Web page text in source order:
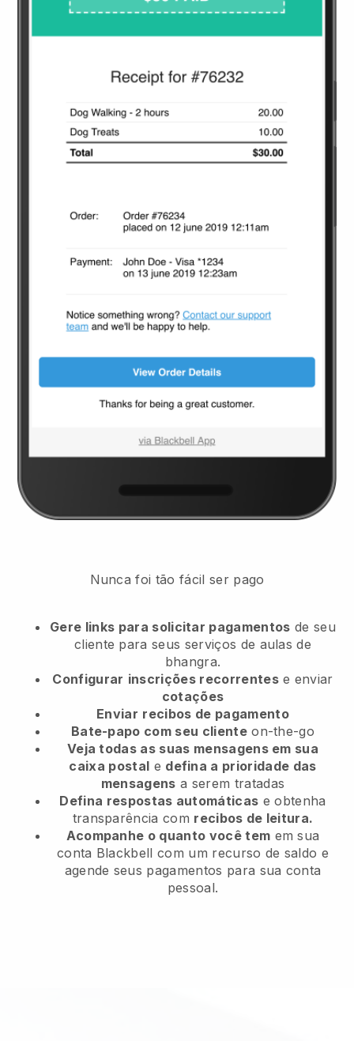
Nunca foi tão fácil ser pago
Gere links para solicitar pagamentos de seu
cliente para seus serviços de aulas de
bhangra.
Configurar inscrições recorrentese enviar
cotações
Enviar recibos de pagamento
Bate-papo com seu clienteon-the-go
Veja todas as suas mensagens em sua
caixa postal e defina a prioridade das
mensagens a serem tratadas
Defina respostas automáticas e obtenha
transparência com recibos de leitura.
Acompanhe o quanto você tem em sua
conta Blackbell com um recurso de saldo e
agende seus pagamentos para sua conta
pessoal.